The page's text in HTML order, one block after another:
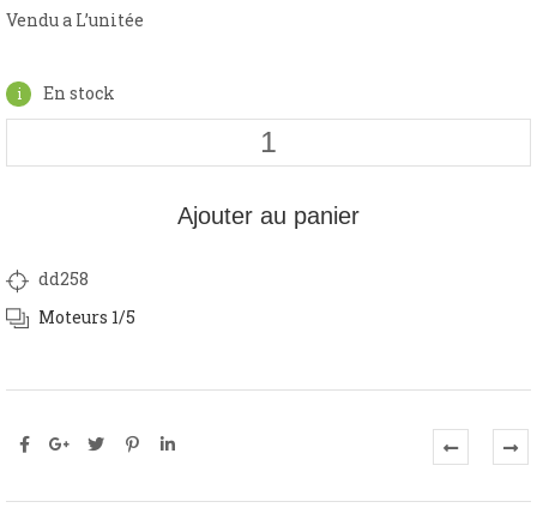
Vendu a L’unitée
En stock
Ajouter au panier
dd258
Moteurs 1/5